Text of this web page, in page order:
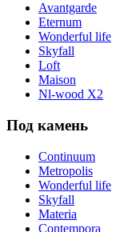
Avantgarde
Eternum
Wonderful life
Skyfall
Loft
Maison
Nl-wood X2
Под камень
Continuum
Metropolis
Wonderful life
Skyfall
Materia
Contempora